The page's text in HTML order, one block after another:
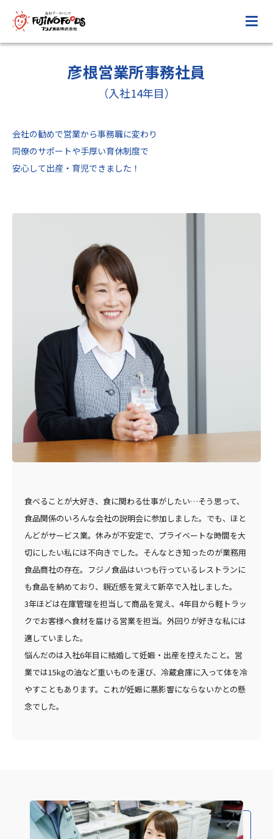
彦根営業所事務社員
（入社14年目）
会社の勧めで営業から事務職に変わり
同僚のサポートや手厚い育休制度で
安心して出産・育児できました！
食べることが大好き、食に関わる仕事がしたい…そう思って、
食品関係のいろんな会社の説明会に参加しました。でも、ほと
んどがサービス業。休みが不安定で、プライベートな時間を大
切にしたい私には不向きでした。そんなとき知ったのが業務用
食品商社の存在。フジノ食品はいつも行っているレストランに
も食品を納めており、親近感を覚えて新卒で入社しました。
3年ほどは在庫管理を担当して商品を覚え、4年目から軽トラッ
クでお客様へ食材を届ける営業を担当。外回りが好きな私には
適していました。
悩んだのは入社6年目に結婚して妊娠・出産を控えたこと。営
業では15kgの油など重いものを運び、冷蔵倉庫に入って体を冷
やすこともあります。これが妊娠に悪影響にならないかとの懸
念でした。